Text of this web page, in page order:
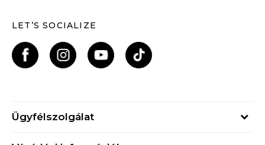
LET’S SOCIALIZE
Ügyfélszolgálat